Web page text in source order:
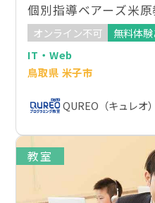
個別指導ベアーズ米原
オンライン不可
無料体験
IT・Web
鳥取県 米子市
QUREO（キュレオ
教室